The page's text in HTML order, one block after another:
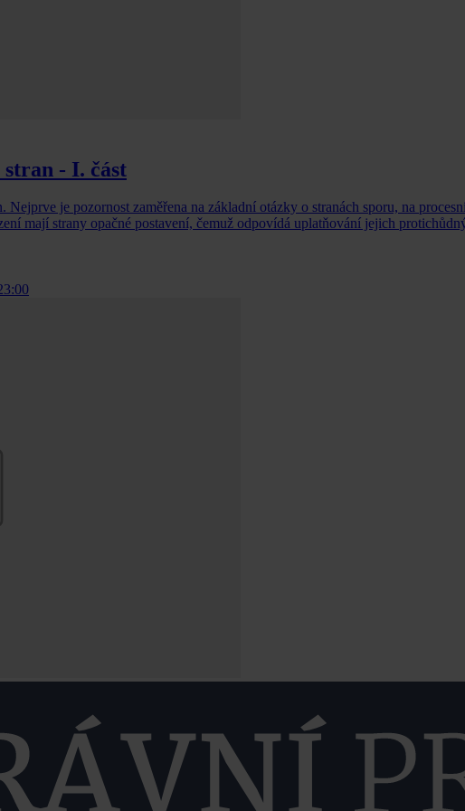
- I. část
je pozornost zaměřena na základní otázky o stranách sporu, na
mají strany opačné postavení, čemuž odpovídá uplatňování jejich